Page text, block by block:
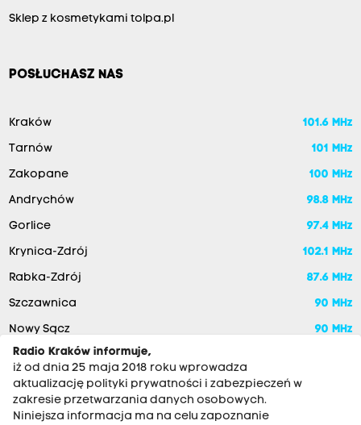
Sklep z kosmetykami tolpa.pl
POSŁUCHASZ NAS
Kraków 101.6 MHz
Tarnów 101 MHz
Zakopane 100 MHz
Andrychów 98.8 MHz
Gorlice 97.4 MHz
Krynica-Zdrój 102.1 MHz
Rabka-Zdrój 87.6 MHz
Szczawnica 90 MHz
Nowy Sącz
90 MHz
Radio Kraków informuje,
iż od dnia 25 maja 2018 roku wprowadza
aktualizację polityki prywatności i zabezpieczeń w
zakresie przetwarzania danych osobowych.
Niniejsza informacja ma na celu zapoznanie